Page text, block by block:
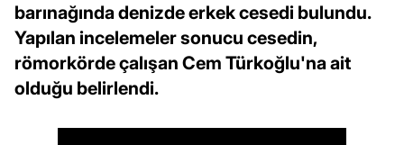
barınağında denizde erkek cesedi bulundu.
Yapılan incelemeler sonucu cesedin,
römorkörde çalışan Cem Türkoğlu'na ait
olduğu belirlendi.